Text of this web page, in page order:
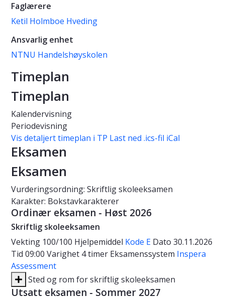
Faglærere
Ketil Holmboe Hveding
Ansvarlig enhet
NTNU Handelshøyskolen
Timeplan
Timeplan
Kalendervisning
Periodevisning
Vis detaljert timeplan i TP Last ned .ics-fil iCal
Eksamen
Eksamen
Vurderingsordning: Skriftlig skoleeksamen
Karakter: Bokstavkarakterer
Ordinær eksamen - Høst 2026
Skriftlig skoleeksamen
Vekting 100/100 Hjelpemiddel Kode E Dato 30.11.2026
Tid 09:00 Varighet 4 timer Eksamenssystem Inspera
Assessment
Sted og rom for skriftlig skoleeksamen
Utsatt eksamen - Sommer 2027